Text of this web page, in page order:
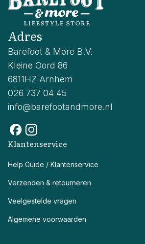
Adres
Barefoot & More B.V.
Kleine Oord 86
6811HZ Arnhem
026 737 04 45
info@barefootandmore.nl
Klantenservice
Help Guide / Klantenservice
Verzenden & retourneren
Veelgestelde vragen
Algemene voorwaarden